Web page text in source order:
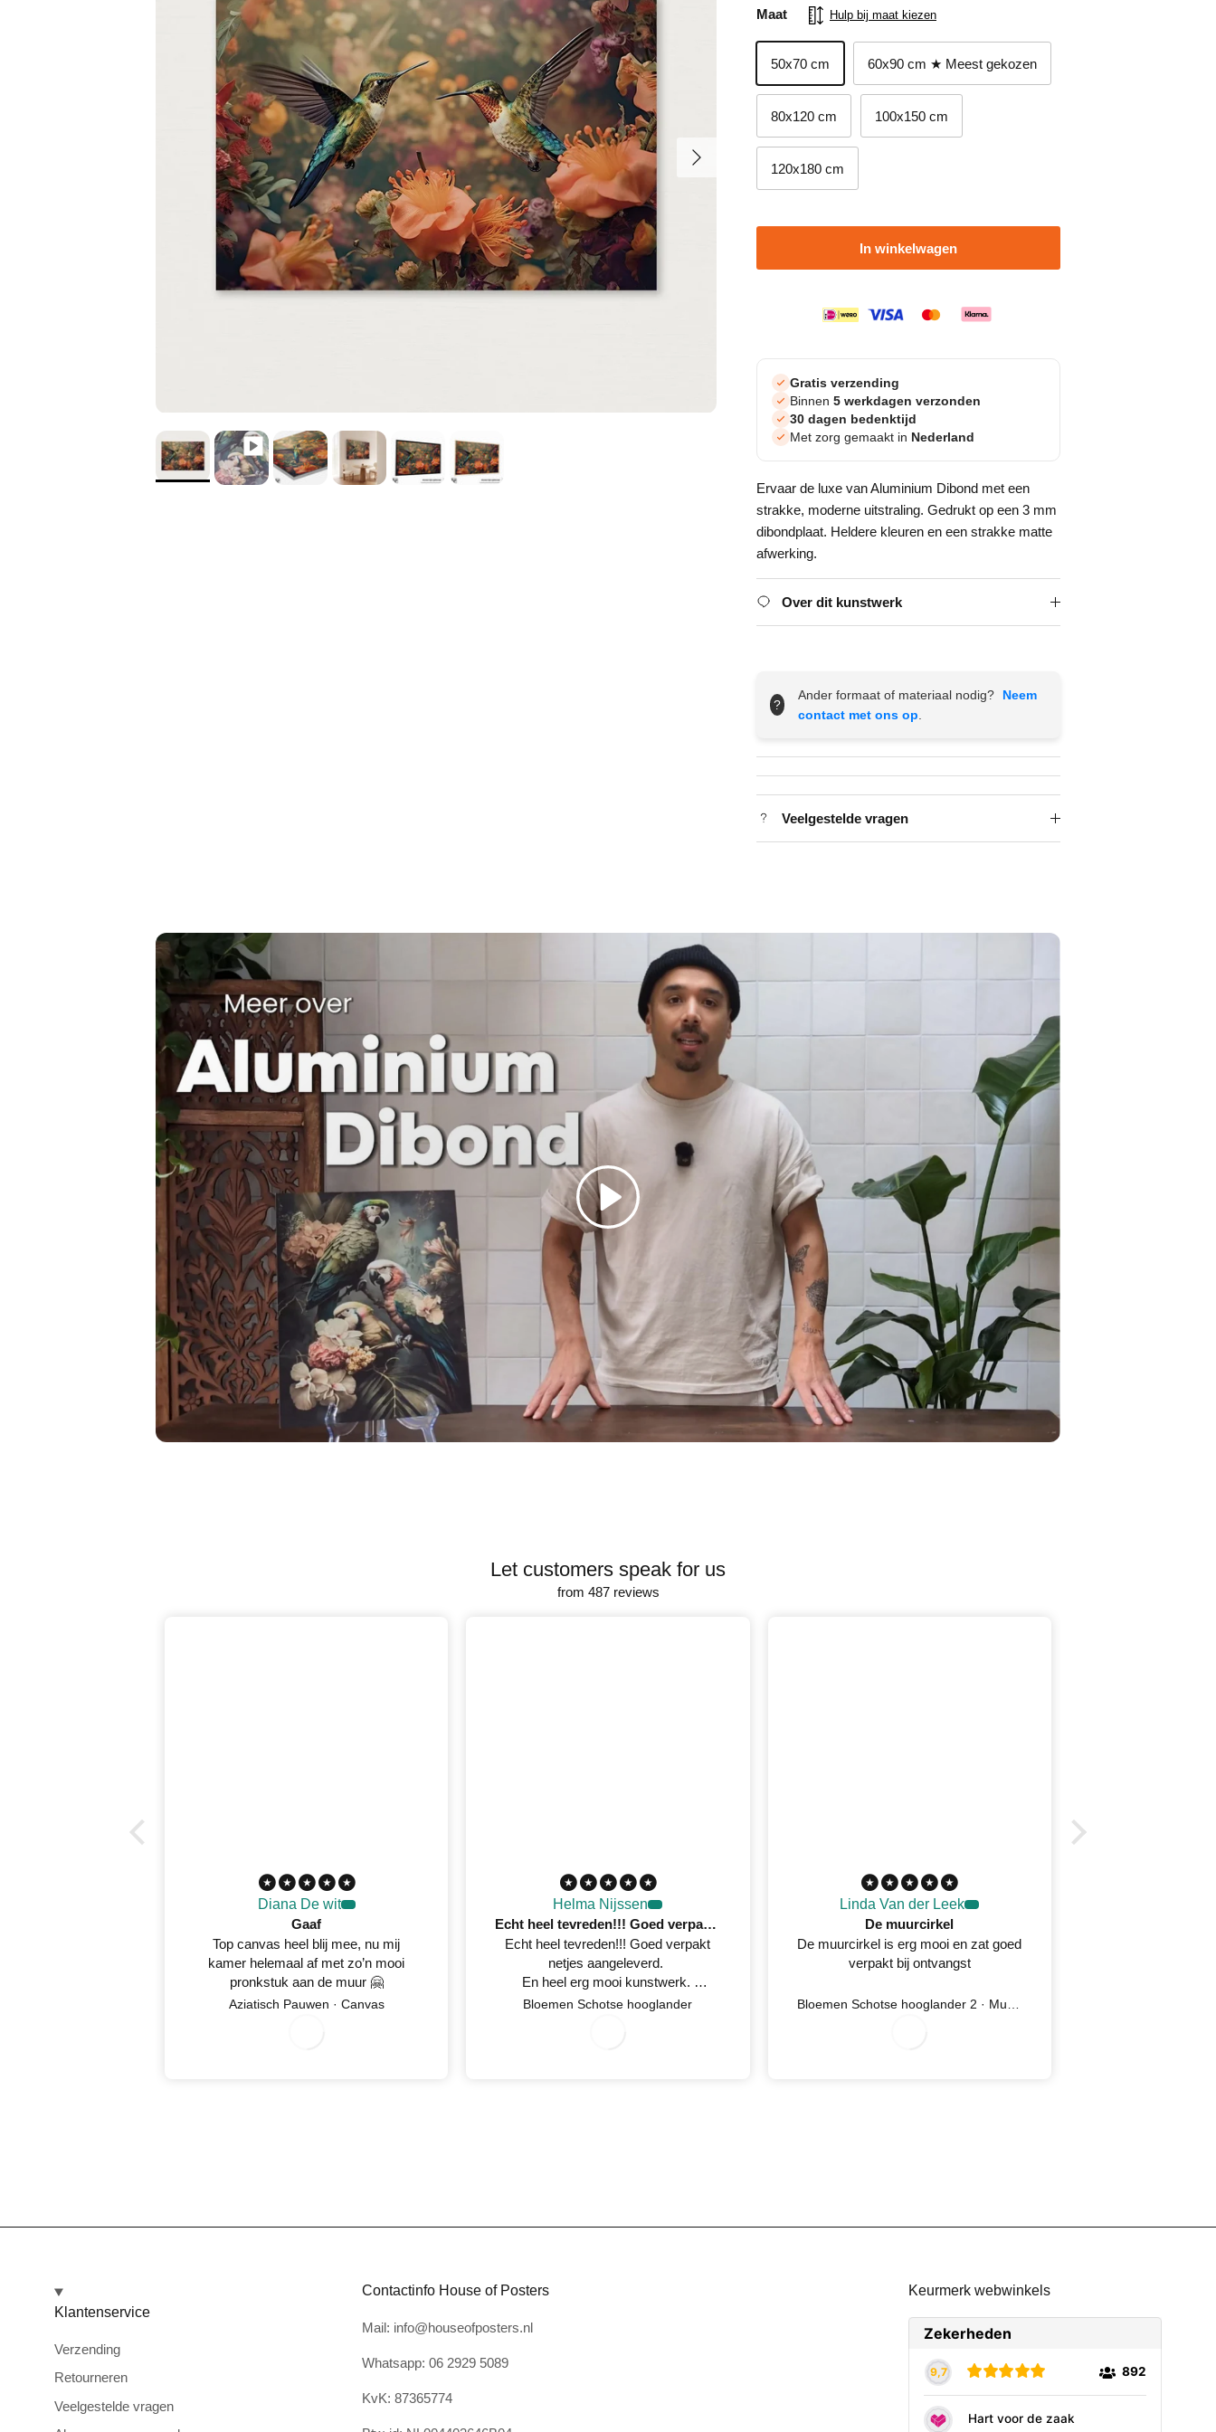
Volgende
Maat Hulp bij maat kiezen
50x70 cm 60x90 cm ★ Meest gekozen
80x120 cm 100x150 cm
120x180 cm
In winkelwagen
Gratis verzending
Binnen 5 werkdagen verzonden
30 dagen bedenktijd
Met zorg gemaakt in Nederland
Ervaar de luxe van Aluminium Dibond met een
strakke, moderne uitstraling. Gedrukt op een 3 mm
dibondplaat. Heldere kleuren en een strakke matte
afwerking.
Over dit kunstwerk
?
Ander formaat of materiaal nodig?
Neem
contact met ons op.
Veelgestelde vragen
Spelen
Let customers speak for us
from 487 reviews
Diana De wit
Gaaf
Top canvas heel blij mee, nu mij
kamer helemaal af met zo’n mooi
pronkstuk aan de muur 🤗
Aziatisch Pauwen · Canvas
8
/
5
2
0
2
Helma Nijssen
Echt heel tevreden!!! Goed verpakt netjes aangeleverd
Echt heel tevreden!!! Goed verpakt
netjes aangeleverd.
En heel erg mooi kunstwerk.
Netjes op tijd een mail gestuurd
Bloemen Schotse hooglander
7
/
0
2
0
2
Linda Van der Leek
De muurcirkel
De muurcirkel is erg mooi en zat goed
verpakt bij ontvangst
7
/
8
2
0
2
Klantenservice
Verzending
Retourneren
Veelgestelde vragen
Contactinfo House of Posters
Mail: info@houseofposters.nl
Whatsapp: 06 2929 5089
KvK: 87365774
Keurmerk webwinkels